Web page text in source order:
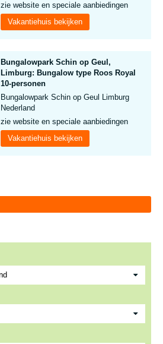
zie website en speciale aanbiedingen
Vakantiehuis bekijken
Bungalowpark Schin op Geul,
Limburg: Bungalow type Roos Royal
10-personen
Bungalowpark Schin op Geul Limburg
Nederland
zie website en speciale aanbiedingen
Vakantiehuis bekijken